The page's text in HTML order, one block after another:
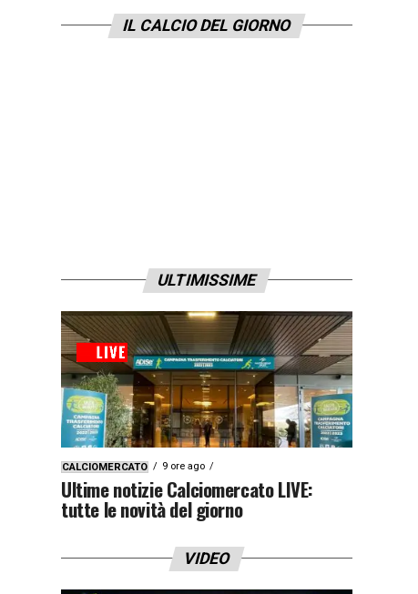
IL CALCIO DEL GIORNO
ULTIMISSIME
CALCIOMERCATO 9 ore ago
Ultime notizie Calciomercato LIVE:
tutte le novità del giorno
VIDEO